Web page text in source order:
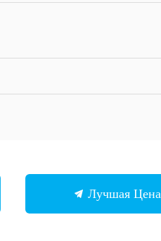
Лучшая Цена